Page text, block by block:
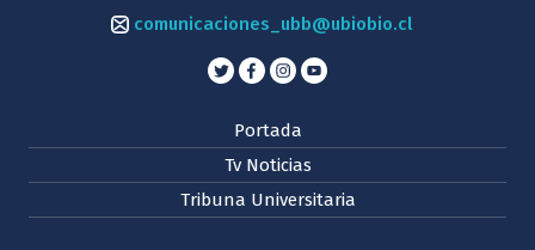
comunicaciones_ubb@ubiobio.cl
Portada
Tv Noticias
Tribuna Universitaria